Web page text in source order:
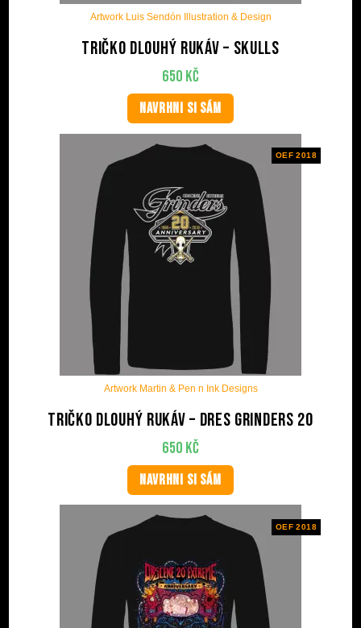
Artwork Luis Sendón Illustration & Design
Tričko dlouhý rukáv – Skulls
650 Kč
NAVRHNI SI SÁM
OEF 2018
Artwork Martin & Pen n Ink Designs
Tričko dlouhý rukáv – Dres Grinders 20
650 Kč
NAVRHNI SI SÁM
OEF 2018